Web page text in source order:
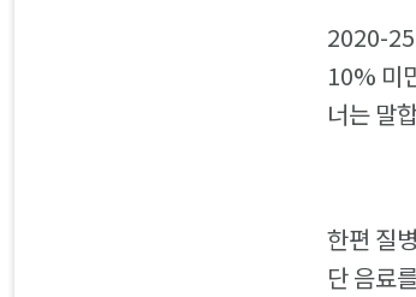
2020-25
10% 미
너는 말
한편 질
단 음료